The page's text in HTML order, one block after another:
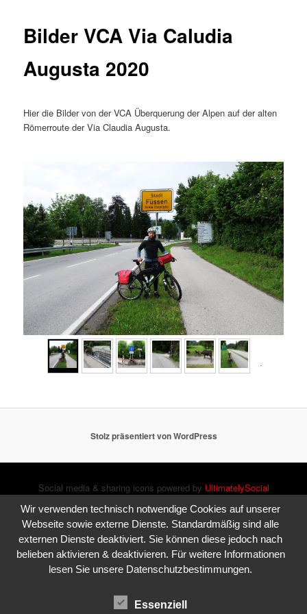
Bilder VCA Via Caludia
Augusta 2020
Hier die Bilder von der VCA Überquerung der Alpen auf der alten
Römerroute der Via Claudia Augusta.
►
Stolz präsentiert von WordPress
Social media & sharing icons powered by UltimatelySocial
Wir verwenden technisch notwendige Cookies auf unserer
Webseite sowie externe Dienste. Standardmäßig sind alle
externen Dienste deaktiviert. Sie können diese jedoch nach
belieben aktivieren & deaktivieren. Für weitere Informationen
lesen Sie unsere Datenschutzbestimmungen.
Essenziell